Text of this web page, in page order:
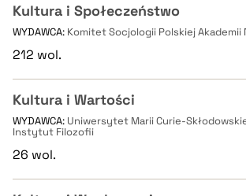
Kultura i Społeczeństwo
WYDAWCA: Komitet Socjologii Polskiej Akademii
212 wol.
Kultura i Wartości
WYDAWCA: Uniwersytet Marii Curie-
Instytut Filozofii
26 wol.